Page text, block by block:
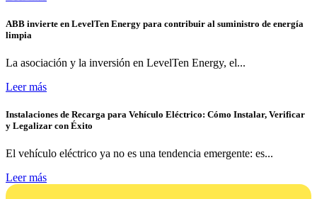
ABB invierte en LevelTen Energy para contribuir al suministro de energía
limpia
La asociación y la inversión en LevelTen Energy, el...
Leer más
Instalaciones de Recarga para Vehículo Eléctrico: Cómo Instalar, Verificar
y Legalizar con Éxito
El vehículo eléctrico ya no es una tendencia emergente: es...
Leer más